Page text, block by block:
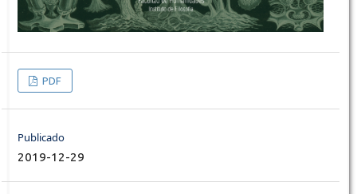
PDF
Publicado
2019-12-29